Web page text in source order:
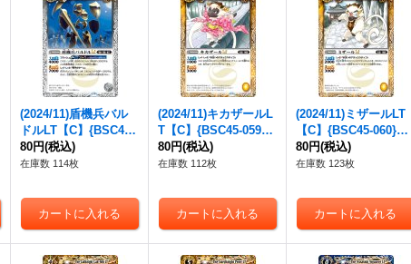
(2024/11)盾機兵バル
ドルLT【C】{BSC45-
054}《白》
80円(税込)
在庫数 114枚
(2024/11)キカザールL
T【C】{BSC45-059}
《黄》
80円(税込)
在庫数 112枚
(2024/11)ミザールLT
【C】{BSC45-060}
《黄》
80円(税込)
在庫数 123枚